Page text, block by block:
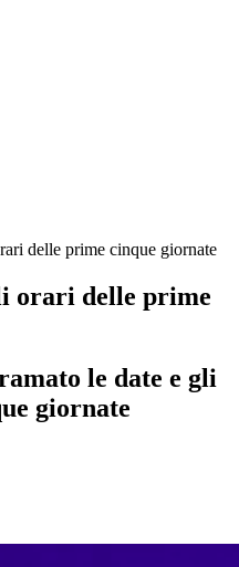
delle prime cinque giornate
orari delle prime
le date e gli
giornate